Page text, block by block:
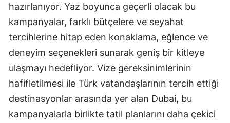
hazırlanıyor. Yaz boyunca geçerli olacak bu
kampanyalar, farklı bütçelere ve seyahat
tercihlerine hitap eden konaklama, eğlence ve
deneyim seçenekleri sunarak geniş bir kitleye
ulaşmayı hedefliyor. Vize gereksinimlerinin
hafifletilmesi ile Türk vatandaşlarının tercih ettiği
destinasyonlar arasında yer alan Dubai, bu
kampanyalarla birlikte tatil planlarını daha çekici